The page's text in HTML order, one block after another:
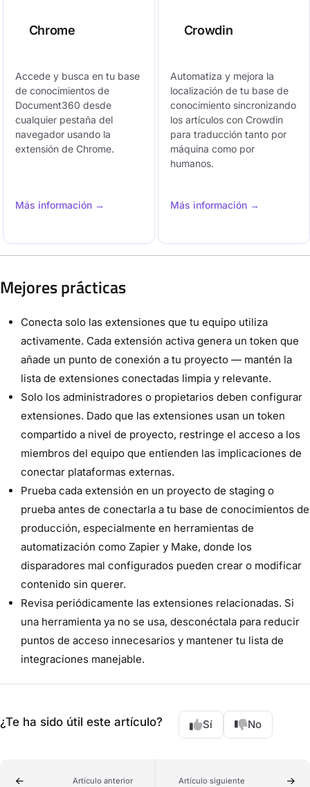
Chrome
Accede y busca en tu base
de conocimientos de
Document360 desde
cualquier pestaña del
navegador usando la
extensión de Chrome.
Más información →
Crowdin
Automatiza y mejora la
localización de tu base de
conocimiento sincronizando
los artículos con Crowdin
para traducción tanto por
máquina como por
humanos.
Más información →
Mejores prácticas
Conecta solo las extensiones que tu equipo utiliza
activamente. Cada extensión activa genera un token que
añade un punto de conexión a tu proyecto — mantén la
lista de extensiones conectadas limpia y relevante.
Solo los administradores o propietarios deben configurar
extensiones. Dado que las extensiones usan un token
compartido a nivel de proyecto, restringe el acceso a los
miembros del equipo que entienden las implicaciones de
conectar plataformas externas.
Prueba cada extensión en un proyecto de staging o
prueba antes de conectarla a tu base de conocimientos de
producción, especialmente en herramientas de
automatización como Zapier y Make, donde los
disparadores mal configurados pueden crear o modificar
contenido sin querer.
Revisa periódicamente las extensiones relacionadas. Si
una herramienta ya no se usa, desconéctala para reducir
puntos de acceso innecesarios y mantener tu lista de
integraciones manejable.
¿Te ha sido útil este artículo? Sí No
Artículo anterior Artículo siguiente